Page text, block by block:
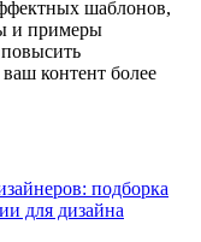
шаблонов,
и примеры
ваш контент более